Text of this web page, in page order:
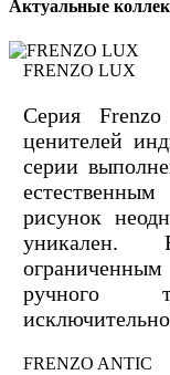
Актуальные
FRENZO LUX
Серия
ценителей
серии
рисунок
уникален.
ручного
FRENZO ANTIC